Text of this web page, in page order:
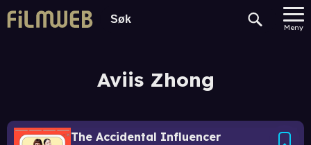
Meny
Aviis Zhong
The Accidental Influencer